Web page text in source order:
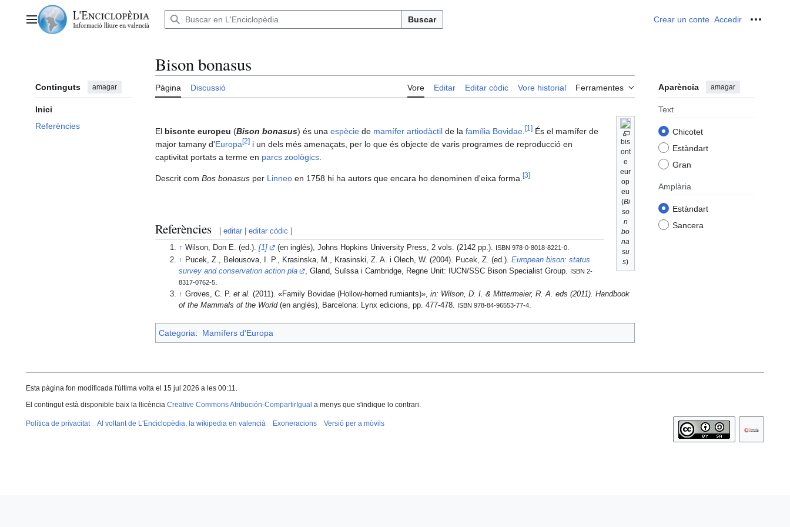
contingutMenú principal Buscar Crear un conte Accedir
Continguts amagar
Inici
Referències
Bison bonasus
Pàgina Discussió Vore Editar Editar còdic Vore historial Ferramentes Aparència amagar
Text
Chicotet
Estàndart
Gran
Amplària
Estàndart
Sancera
bis
ont
e
eur
op
eu
(Bi
so
n
bo
na
su
s)
El bisonte europeu (Bison bonasus) és una espècie de mamífer artiodàctil de la família Bovidae [1 ] És el mamífer de
major tamany d'Europa [2] i un dels més amenaçats, per lo que és objecte de varis programes de reproducció en
captivitat portats a terme en parcs zoològics
Descrit com Bos bonasus per Linneo en 1758 hi ha autors que encara ho denominen d'eixa forma. [3]
Referències [ editar |editar còdic ]
↑ Wilson, Don E. (ed.). [1] (en inglés), Johns Hopkins University Press, 2 vols. (2142 pp.). ISBN 978-0-8018-8221-0.
↑ Pucek, Z., Belousova, I. P., Krasinska, M., Krasinski, Z. A. i Olech, W. (2004). Pucek, Z. (ed.). European bison: status
survey and conservation action pla
, Gland, Suïssa i Cambridge, Regne Unit: IUCN/SSC Bison Specialist Group.
ISBN 2-
8317-0762-5
↑ Groves, C. P.et al. (2011). «Family Bovidae (Hollow-horned rumiants)», in: Wilson, D. I. & Mittermeier, R. A. eds (2011). Handbook
of the Mammals of the World(en anglés), Barcelona: Lynx edicions, pp. 477-478. ISBN 978-84-96553-77-4.
Categoria: Mamífers d'Europa
Esta pàgina fon modificada l'última volta el 15 jul 2026 a les 00:11.
El contingut està disponible baix la llicència Creative Commons Atribución-CompartirIgual a menys que s'indique lo contrari.
Política de privacitat Al voltant de L'Enciclopèdia, la wikipedia en valencià Exoneracions Versió per a mòvils